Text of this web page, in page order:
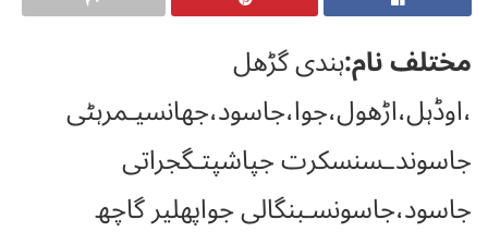
مختلف نام:ہندی گڑھل
،اوڈہل،اڑھول،جوا،جاسود،جھانسیـمرہٹی
جاسوندـسنسکرت جپاشپتـگجراتی
جاسود،جاسونسـبنگالی جواپھلیر گاچھ